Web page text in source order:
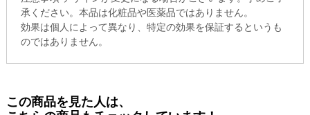
承ください。本品は化粧品や医薬品ではありません。
効果は個人によって異なり、特定の効果を保証するというも
のではありません。
この商品を見た人は、